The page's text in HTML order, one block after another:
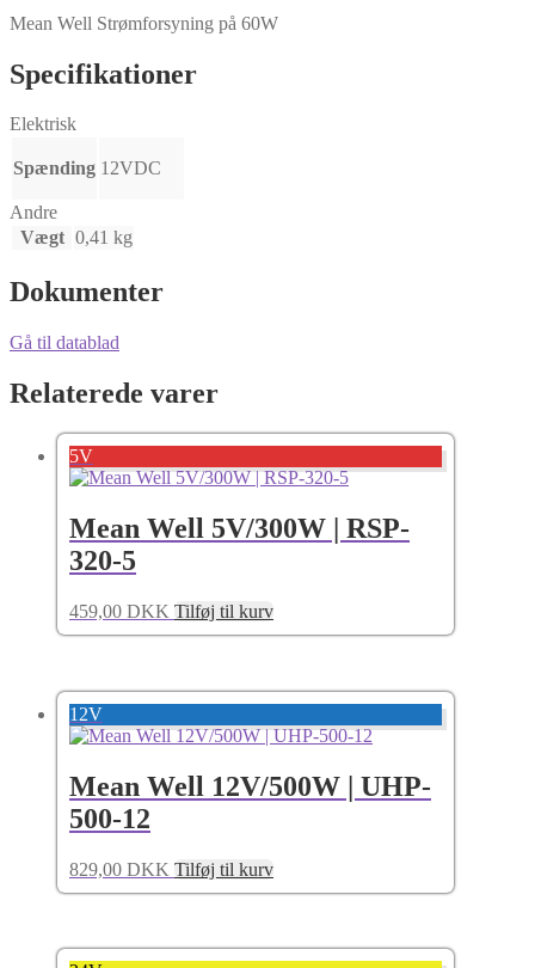
Mean Well Strømforsyning på 60W
Specifikationer
Elektrisk
Spænding 12VDC
Andre
Vægt 0,41 kg
Dokumenter
Gå til datablad
Relaterede varer
5V
Mean Well 5V/300W | RSP-
320-5
459,00 DKK Tilføj til kurv
12V
Mean Well 12V/500W | UHP-
500-12
829,00 DKK Tilføj til kurv